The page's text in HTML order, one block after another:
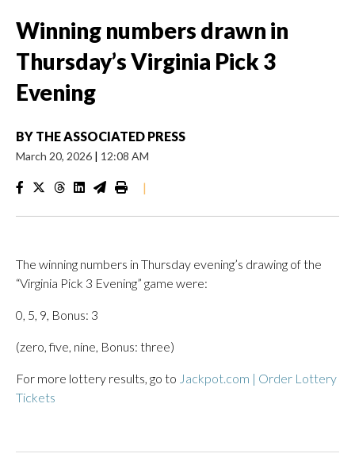
Winning numbers drawn in
Thursday’s Virginia Pick 3
Evening
BY THE ASSOCIATED PRESS
March 20, 2026 | 12:08 AM
|
The winning numbers in Thursday evening’s drawing of the
“Virginia Pick 3 Evening” game were:
0, 5, 9, Bonus: 3
(zero, five, nine, Bonus: three)
For more lottery results, go to Jackpot.com | Order Lottery
Tickets